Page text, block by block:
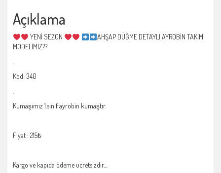
Açıklama
YENİ SEZON
AHŞAP DÜĞME DETAYLI AYROBİN TAKIM
MODELİMİZ??
Kod: 340
Kumaşımız 1.sınıf ayrobin kumaştır.
Fiyat : 215₺
Kargo ve kapıda ödeme ücretsizdir…